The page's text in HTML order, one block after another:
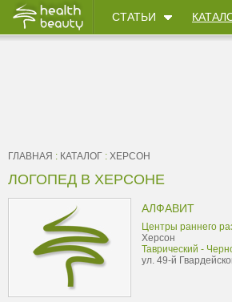
СТАТЬИ
ГЛАВНАЯ : КАТАЛОГ : ХЕРСОН
ЛОГОПЕД В ХЕРСОНЕ
АЛФАВИТ
Центры раннего
Херсон
Таврический -
ул. 49-й